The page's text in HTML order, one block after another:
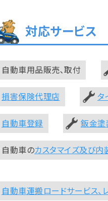
対応サービス
自動車用品販売､取付
損害保険代理店 タ
自動車登録 鈑金塗
自動車のカスタマイズ及び内
自動車運搬ロードサービス、